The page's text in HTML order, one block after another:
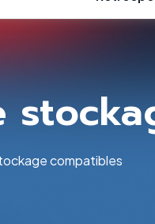
compatibles